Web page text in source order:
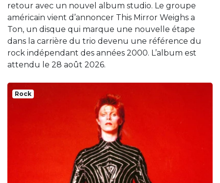
retour avec un nouvel album studio. Le groupe
américain vient d’annoncer This Mirror Weighs a
Ton, un disque qui marque une nouvelle étape
dans la carrière du trio devenu une référence du
rock indépendant des années 2000. L’album est
attendu le 28 août 2026.
Rock